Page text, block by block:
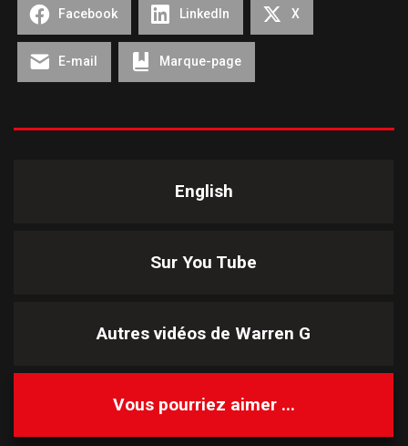
Facebook LinkedIn X
E-mail Marque-page
English
Sur You Tube
Autres vidéos de Warren G
Vous pourriez aimer ...